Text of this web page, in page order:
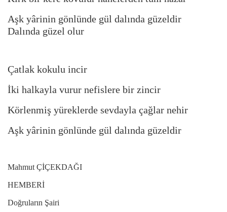
Aşk yârinin gönlünde gül dalında güzeldir
Dalında güzel olur
Çatlak kokulu incir
İki halkayla vurur nefislere bir zincir
Körlenmiş yüreklerde sevdayla çağlar nehir
Aşk yârinin gönlünde gül dalında güzeldir
Mahmut ÇİÇEKDAĞI
HEMBERİ
Doğruların Şairi